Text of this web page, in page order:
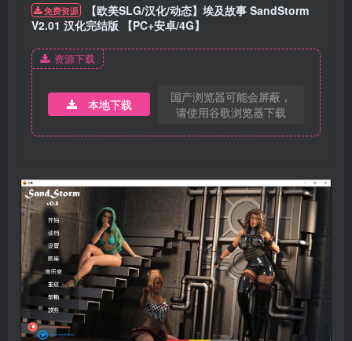
免费资源
【欧美SLG/汉化/动态】埃及故事 SandStorm
V2.01 汉化完结版 【PC+安卓/4G】
资源下载
本地下载
国产浏览器可能会屏蔽，
请使用谷歌浏览器下载